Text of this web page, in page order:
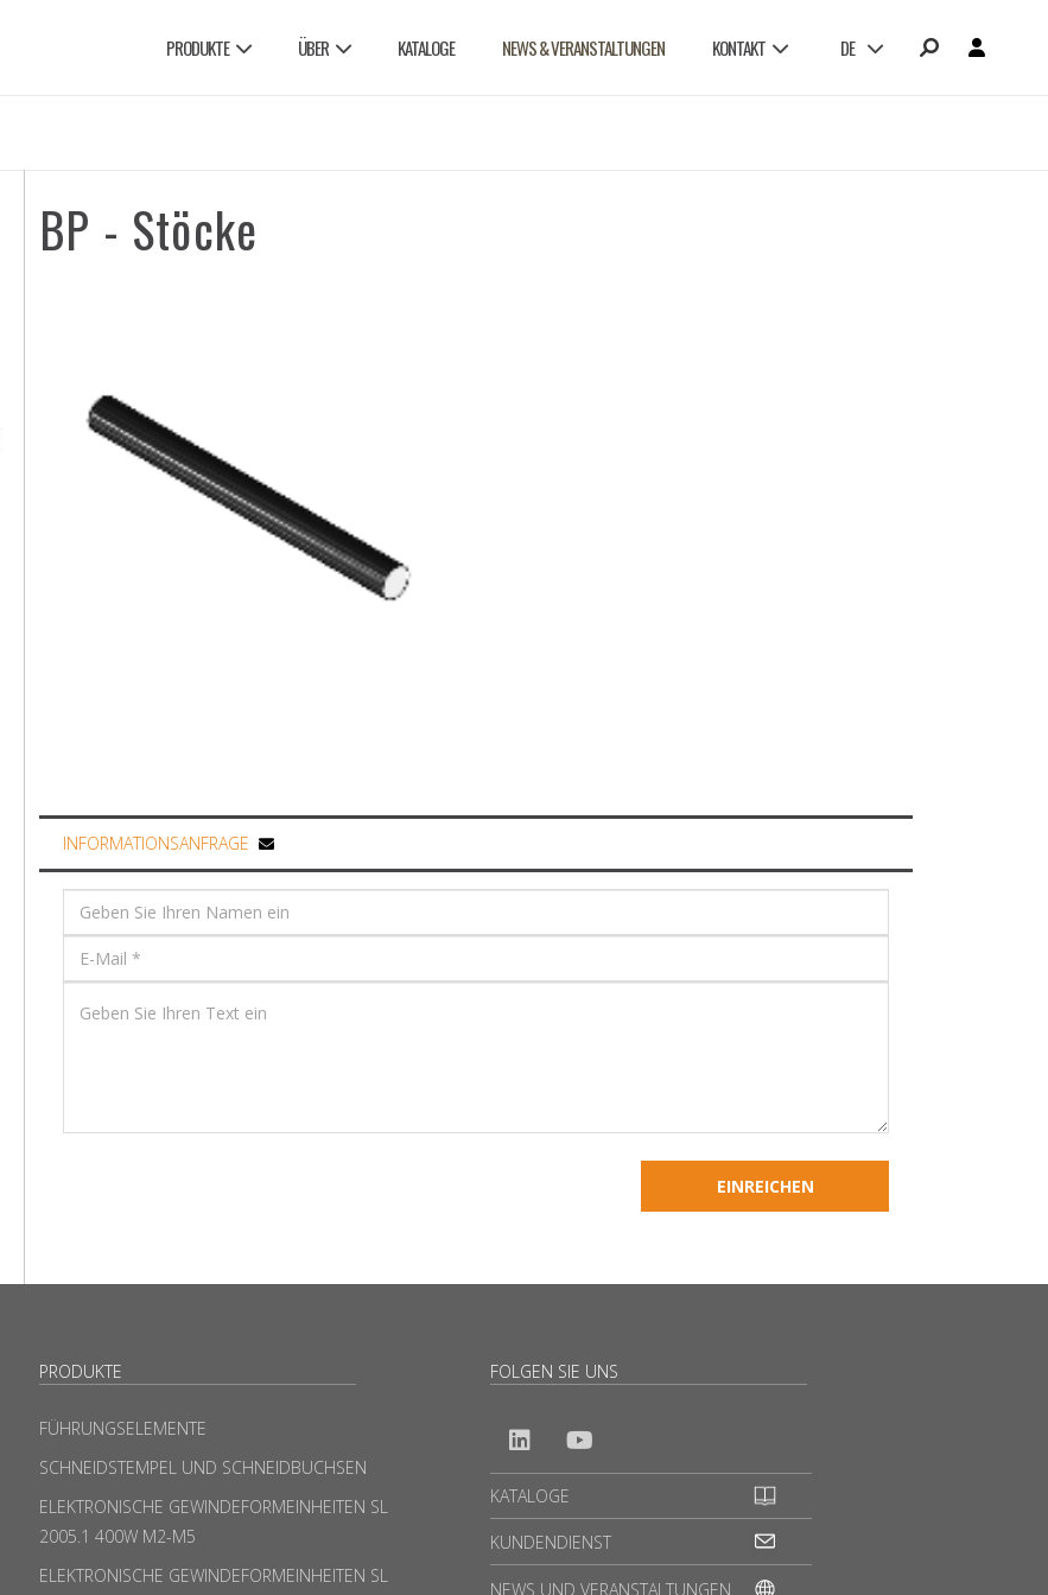
PRODUKTE ÜBER KATALOGE NEWS & VERANSTALTUNGEN KONTAKT DE
BP - Stöcke
INFORMATIONSANFRAGE
PRODUKTE
FÜHRUNGSELEMENTE
SCHNEIDSTEMPEL UND SCHNEIDBUCHSEN
ELEKTRONISCHE GEWINDEFORMEINHEITEN SL
2005.1 400W M2-M5
ELEKTRONISCHE GEWINDEFORMEINHEITEN SL
FOLGEN SIE UNS
KATALOGE
KUNDENDIENST
NEWS UND VERANSTALTUNGEN